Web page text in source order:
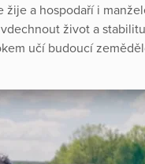
a hospodaří i
život a
učí budoucí